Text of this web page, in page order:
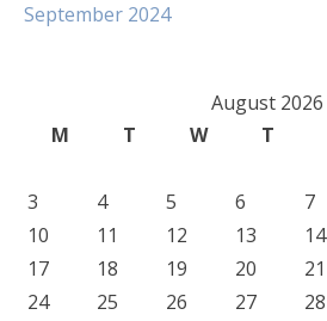
September 2024
August 2026
M
T W T
3
4 5 6 7
10
11 12 13 14
17
18 19 20 21
24
25 26 27 28